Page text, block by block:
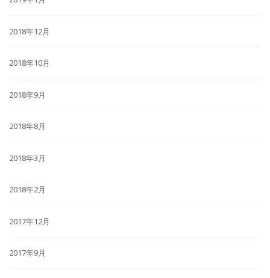
2018年12月
2018年10月
2018年9月
2018年8月
2018年3月
2018年2月
2017年12月
2017年9月